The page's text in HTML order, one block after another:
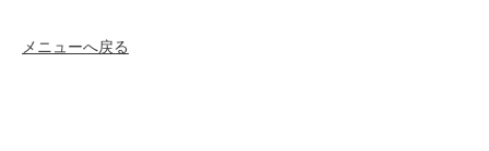
メニューへ戻る